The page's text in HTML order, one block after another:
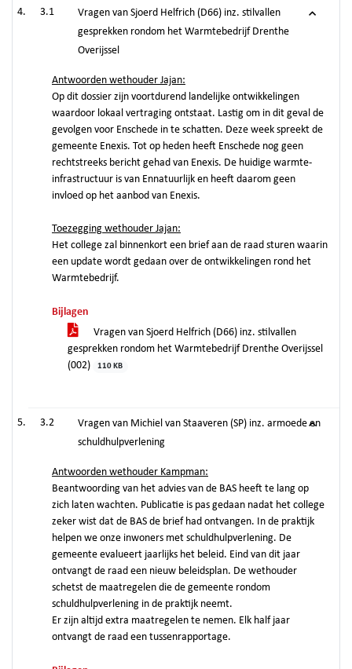
3.1
Vragen van Sjoerd Helfrich (D66) inz. stilvallen
gesprekken rondom het Warmtebedrijf Drenthe
Overijssel
Antwoorden wethouder Jajan:
Op dit dossier zijn voortdurend landelijke ontwikkelingen
waardoor lokaal vertraging ontstaat. Lastig om in dit geval de
gevolgen voor Enschede in te schatten. Deze week spreekt de
gemeente Enexis. Tot op heden heeft Enschede nog geen
rechtstreeks bericht gehad van Enexis. De huidige warmte-
infrastructuur is van Ennatuurlijk en heeft daarom geen
invloed op het aanbod van Enexis.
Toezegging wethouder Jajan:
Het college zal binnenkort een brief aan de raad sturen waarin
een update wordt gedaan over de ontwikkelingen rond het
Warmtebedrijf.
Bijlagen
Vragen van Sjoerd Helfrich (D66) inz. stilvallen
gesprekken rondom het Warmtebedrijf Drenthe Overijssel
(002)
110 KB
3.2
Vragen van Michiel van Staaveren (SP) inz. armoede en
schuldhulpverlening
Antwoorden wethouder Kampman:
Beantwoording van het advies van de BAS heeft te lang op
zich laten wachten. Publicatie is pas gedaan nadat het college
zeker wist dat de BAS de brief had ontvangen. In de praktijk
helpen we onze inwoners met schuldhulpverlening. De
gemeente evalueert jaarlijks het beleid. Eind van dit jaar
ontvangt de raad een nieuw beleidsplan. De wethouder
schetst de maatregelen die de gemeente rondom
schuldhulpverlening in de praktijk neemt.
Er zijn altijd extra maatregelen te nemen. Elk half jaar
ontvangt de raad een tussenrapportage.